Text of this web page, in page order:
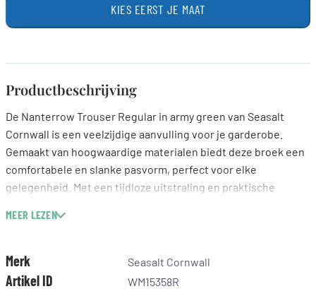
KIES EERST JE MAAT
Productbeschrijving
De Nanterrow Trouser Regular in army green van Seasalt
Cornwall is een veelzijdige aanvulling voor je garderobe.
Gemaakt van hoogwaardige materialen biedt deze broek een
comfortabele en slanke pasvorm, perfect voor elke
gelegenheid. Met een tijdloze uitstraling en praktische
meer geklede look. Draag hem met een eenvoudig topje en
blouse voor een elegantere uitstraling. Een essentiële keuze
die je altijd kunt dragen.
MEER LEZEN
Merk Seasalt Cornwall
Artikel ID
WM15358R